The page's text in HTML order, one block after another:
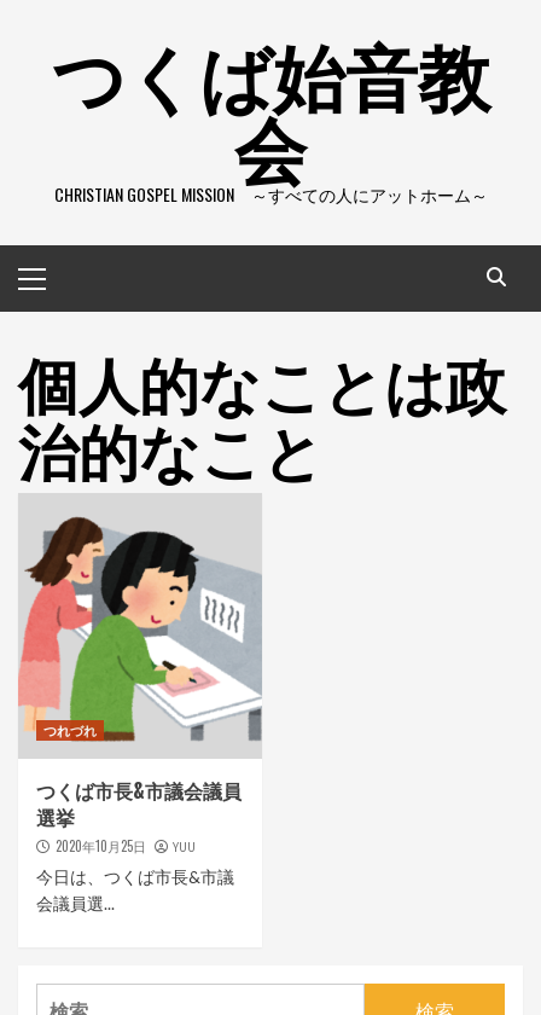
つくば始音教
会
CHRISTIAN GOSPEL MISSION ～すべての人にアットホーム～
イ
ン
ニ
ュ
ー
個人的なことは政
治的なこと
つれづれ
つくば市長&市議会議員
選挙
2020年10月25日 YUU
今日は、つくば市長&市議
会議員選...
検